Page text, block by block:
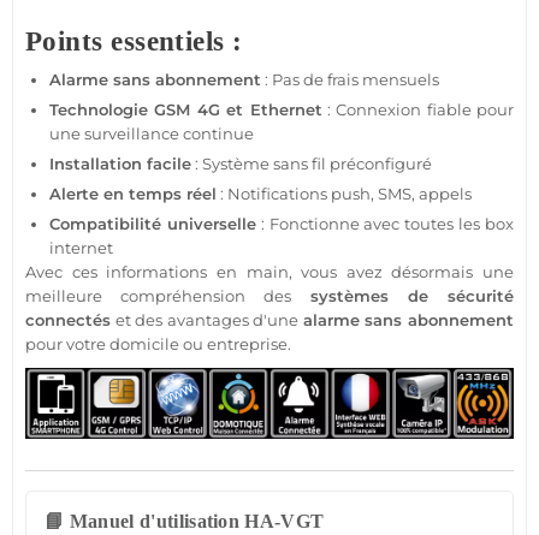
Points essentiels :
Alarme sans abonnement : Pas de frais mensuels
TechnologieGSM 4G et Ethernet : Connexion fiablepour
unesurveillancecontinue
Installation facile: Systèmesans fil préconfiguré
Alerte en temps réel : Notifications push, SMS, appels
Compatibilité universelle: Fonctionne avec toutes les box
internet
Avec ces informations en main, vous avez désormais une
meilleure compréhension des systèmes desécurité
connectés et des avantages d'une alarme sans abonnement
pour votre domicile ou entreprise.
📘 Manuel d'utilisation HA-VGT